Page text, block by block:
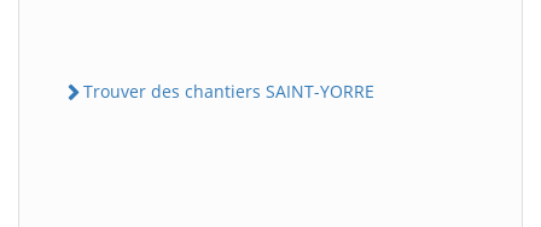
Trouver des chantiers SAINT-YORRE